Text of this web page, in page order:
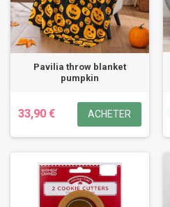
Pavilia throw blanket
pumpkin
33,90 € ACHETER